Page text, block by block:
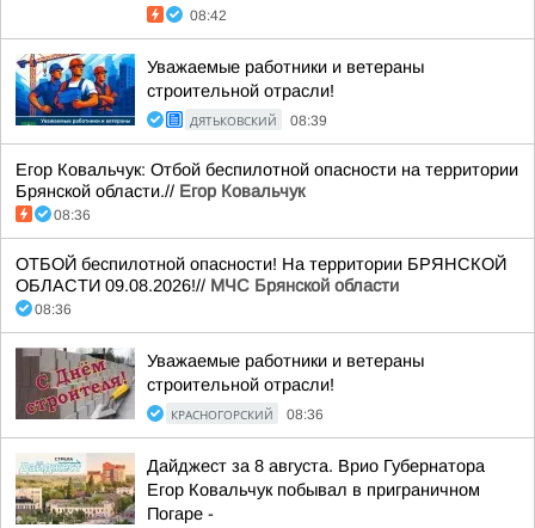
08:42
Уважаемые работники и ветераны
строительной отрасли!
ДЯТЬКОВСКИЙ 08:39
Егор Ковальчук: Отбой беспилотной опасности на территории
Брянской области.// Егор Ковальчук
08:36
ОТБОЙ беспилотной опасности! На территории БРЯНСКОЙ
ОБЛАСТИ 09.08.2026!// МЧС Брянской области
08:36
Уважаемые работники и ветераны
строительной отрасли!
КРАСНОГОРСКИЙ 08:36
Дайджест за 8 августа. Врио Губернатора
Егор Ковальчук побывал в приграничном
Погаре -